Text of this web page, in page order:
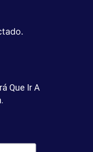
Que Ir A